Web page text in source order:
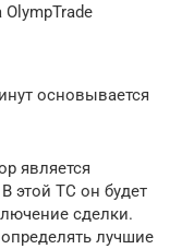
основывается
является
этой ТС он будет
сделки.
лучшие